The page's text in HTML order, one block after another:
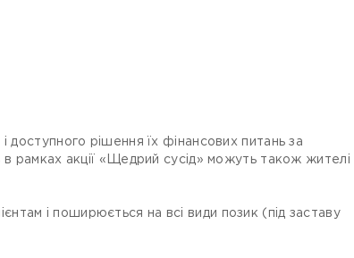
рішення їх фінансових питань за
рамках акції «Щедрий сусід» можуть також жителі
і поширюється на всі види позик (під заставу